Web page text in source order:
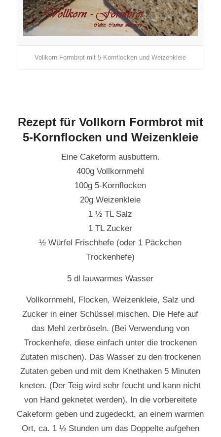
Vollkorn Formbrot mit 5-Kornflocken und Weizenkleie
Rezept für Vollkorn Formbrot mit
5-Kornflocken und Weizenkleie
Eine Cakeform ausbuttern.
400g Vollkornmehl
100g 5-Kornflocken
20g Weizenkleie
1 ½ TL Salz
1 TL Zucker
½ Würfel Frischhefe (oder 1 Päckchen
Trockenhefe)
5 dl lauwarmes Wasser
Vollkornmehl, Flocken, Weizenkleie, Salz und
Zucker in einer Schüssel mischen. Die Hefe auf
das Mehl zerbröseln. (Bei Verwendung von
Trockenhefe, diese einfach unter die trockenen
Zutaten mischen). Das Wasser zu den trockenen
Zutaten geben und mit dem Knethaken 5 Minuten
kneten. (Der Teig wird sehr feucht und kann nicht
von Hand geknetet werden). In die vorbereitete
Cakeform geben und zugedeckt, an einem warmen
Ort, ca. 1 ½ Stunden um das Doppelte aufgehen